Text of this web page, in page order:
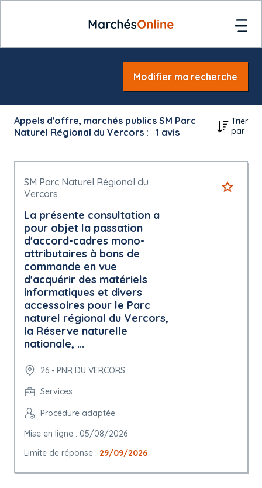
Modifier ma recherche
Appels d'offre, marchés publics SM Parc
Naturel Régional du Vercors :
1 avis
Trier
par
SM Parc Naturel Régional du
Vercors
La présente consultation a
pour objet la passation
d'accord-cadres mono-
attributaires à bons de
commande en vue
d'acquérir des matériels
informatiques et divers
accessoires pour le Parc
naturel régional du Vercors,
la Réserve naturelle
nationale, ...
26 - PNR DU VERCORS
Services
Procédure adaptée
Mise en ligne : 05/08/2026
Limite de réponse : 29/09/2026